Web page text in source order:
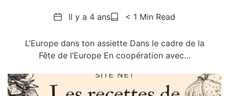
DateIl y a 4 ansReading< 1 Min Read
L’Europe dans ton assiette Dans le cadre de la
Fête de l’Europe En coopération avec…